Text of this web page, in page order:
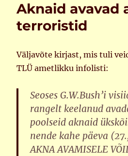
Aknaid avavad
terroristid
Väljavõte kirjast, mis tuli
TLÜ ametlikku infolisti:
Seoses G.W.Bush’i
rangelt keelanud
poolseid aknaid
nende kahe päeva
AKNA AVAMISELE